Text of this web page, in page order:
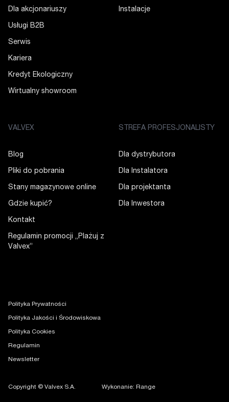
Dla akcjonariuszy
Usługi B2B
Serwis
Kariera
Kredyt Ekologiczny
Wirtualny showroom
Instalacje
VALVEX
Blog
Pliki do pobrania
Stany magazynowe online
Gdzie kupić?
Kontakt
Regulamin promocji „Plażuj z
Valvex”
STREFA PROFESJONALISTY
Dla dystrybutora
Dla Instalatora
Dla projektanta
Dla Inwestora
Polityka Prywatności
Polityka Jakości i Środowiskowa
Polityka Cookies
Regulamin
Newsletter
Copyright © Valvex S.A. Wykonanie: Range